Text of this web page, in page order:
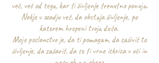
več, več od tega, kar ti življenje trenutno ponuja.
Nekje v ozadju veš, da obstaja življenje, po
katerem hrepeni tvoja duša.
Moje poslanstvo je, da ti pomagam, da zaživiš to
življenje, da zažariš, da se ti vrne iskrica v oči in